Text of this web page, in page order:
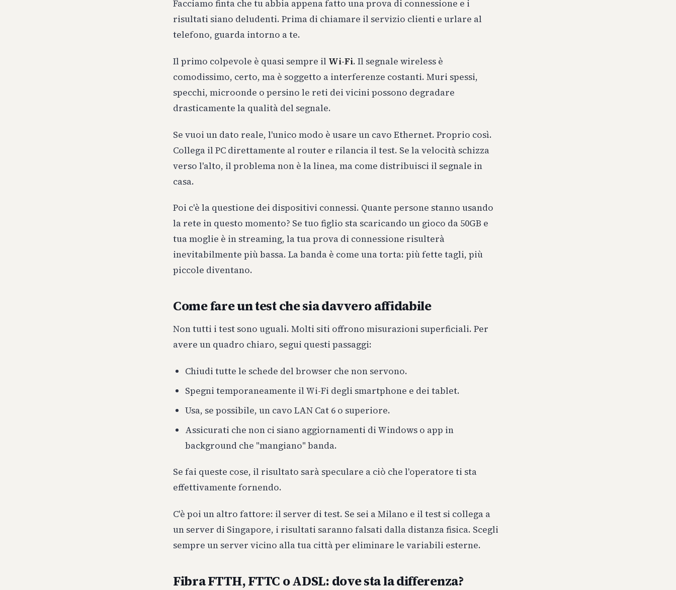
Facciamo finta che tu abbia appena fatto una prova di connessione e i
risultati siano deludenti. Prima di chiamare il servizio clienti e urlare al
telefono, guarda intorno a te.
Il primo colpevole è quasi sempre il Wi-Fi. Il segnale wireless è
comodissimo, certo, ma è soggetto a interferenze costanti. Muri spessi,
specchi, microonde o persino le reti dei vicini possono degradare
drasticamente la qualità del segnale.
Se vuoi un dato reale, l'unico modo è usare un cavo Ethernet. Proprio così.
Collega il PC direttamente al router e rilancia il test. Se la velocità schizza
verso l'alto, il problema non è la linea, ma come distribuisci il segnale in
casa.
Poi c'è la questione dei dispositivi connessi. Quante persone stanno usando
la rete in questo momento? Se tuo figlio sta scaricando un gioco da 50GB e
tua moglie è in streaming, la tua prova di connessione risulterà
inevitabilmente più bassa. La banda è come una torta: più fette tagli, più
piccole diventano.
Come fare un test che sia davvero affidabile
Non tutti i test sono uguali. Molti siti offrono misurazioni superficiali. Per
avere un quadro chiaro, segui questi passaggi:
Chiudi tutte le schede del browser che non servono.
Spegni temporaneamente il Wi-Fi degli smartphone e dei tablet.
Usa, se possibile, un cavo LAN Cat 6 o superiore.
Assicurati che non ci siano aggiornamenti di Windows o app in
background che "mangiano" banda.
Se fai queste cose, il risultato sarà speculare a ciò che l'operatore ti sta
effettivamente fornendo.
C'è poi un altro fattore: il server di test. Se sei a Milano e il test si collega a
un server di Singapore, i risultati saranno falsati dalla distanza fisica. Scegli
sempre un server vicino alla tua città per eliminare le variabili esterne.
Fibra FTTH, FTTC o ADSL: dove sta la differenza?